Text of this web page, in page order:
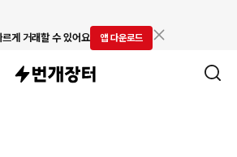
게 거래할 수 있어요 앱 다운로드